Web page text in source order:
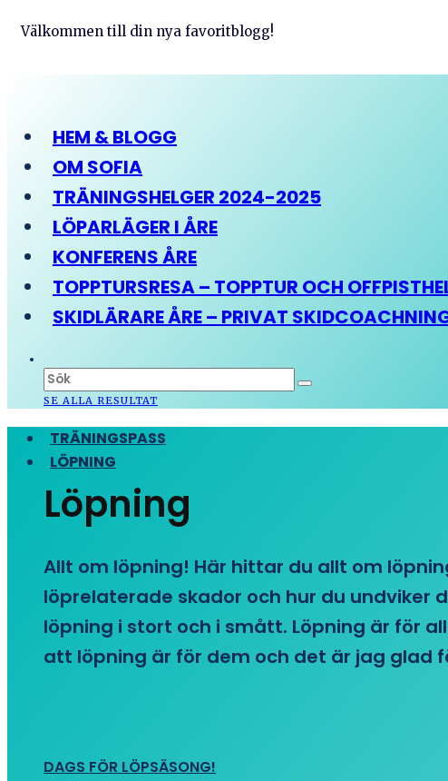
Välkommen till din nya favoritblogg!
HEM & BLOGG
OM SOFIA
TRÄNINGSHELGER 2024-2025
LÖPARLÄGER I ÅRE
KONFERENS ÅRE
TOPPTURSRESA – TOPPTUR OCH
SKIDLÄRARE ÅRE – PRIVAT
SE ALLA RESULTAT
TRÄNINGSPASS
LÖPNING
Löpning
Allt om löpning! Här hittar du allt om
löprelaterade skador och hur du undviker
löpning i stort och i smått. Löpning är för
att löpning är för dem och det är jag glad
DAGS FÖR LÖPSÄSONG!